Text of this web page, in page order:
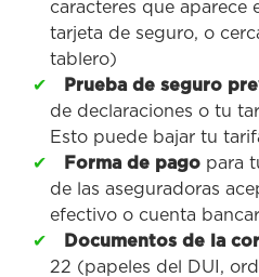
caracteres que aparece
tarjeta de seguro, o
tablero)
Prueba de seguro
de declaraciones o tu
Esto puede bajar tu
Forma de pago para
de las aseguradoras
efectivo o cuenta
Documentos de la
22 (papeles del DUI,